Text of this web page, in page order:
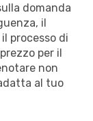
domanda
il
processo di
per il
non
al tuo